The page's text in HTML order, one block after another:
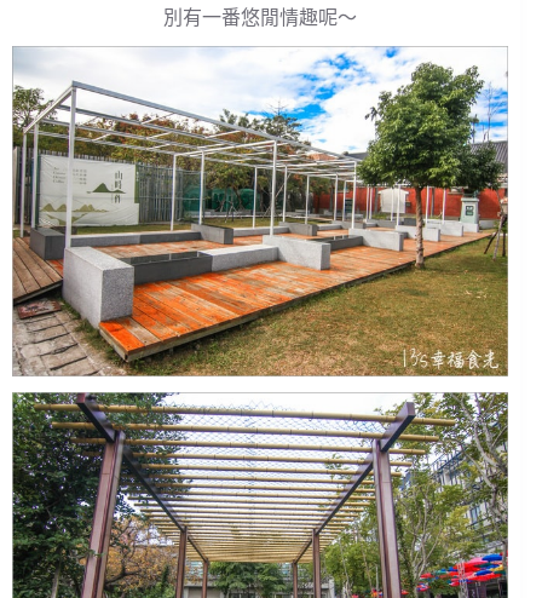
別有一番悠閒情趣呢～